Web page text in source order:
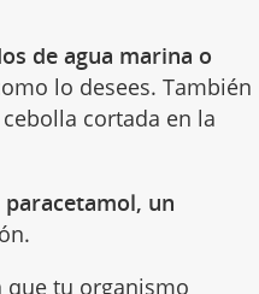
de agua marina o
lo desees. También
cortada en la
un
que tu organismo